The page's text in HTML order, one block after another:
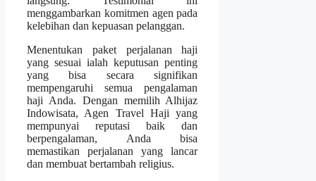
menggambarkan komitmen agen pada
kelebihan dan kepuasan pelanggan.
Menentukan paket perjalanan haji
yang sesuai ialah keputusan penting
yang bisa secara signifikan
mempengaruhi semua pengalaman
haji Anda. Dengan memilih Alhijaz
Indowisata, Agen Travel Haji yang
mempunyai reputasi baik dan
berpengalaman, Anda bisa
memastikan perjalanan yang lancar
dan membuat bertambah religius.